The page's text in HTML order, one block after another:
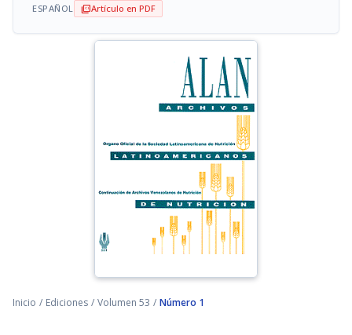
ESPAÑOL picture_as_pdfArtículo en PDF
Inicio / Ediciones / Volumen 53 / Número 1